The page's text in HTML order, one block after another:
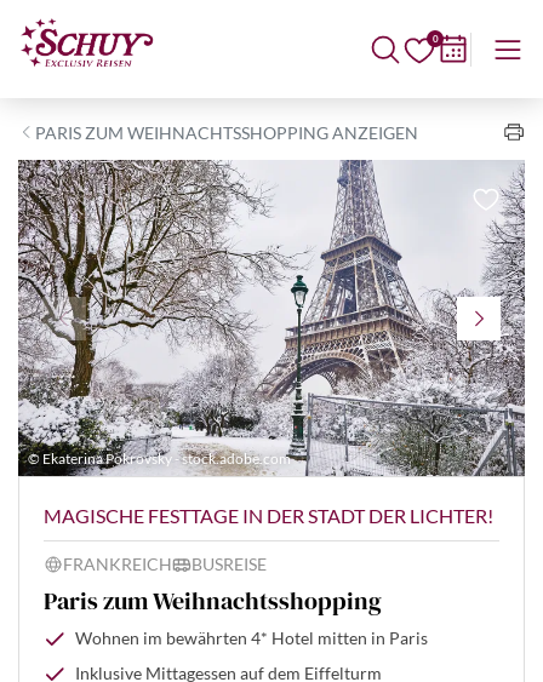
0
PARIS ZUM WEIHNACHTSSHOPPING ANZEIGEN
© Ekaterina Pokrovsky - stock.adobe.com
MAGISCHE FESTTAGE IN DER STADT DER LICHTER!
FRANKREICH BUSREISE
Paris zum Weihnachtsshopping
Wohnen im bewährten 4* Hotel mitten in Paris
Inklusive Mittagessen auf dem Eiffelturm